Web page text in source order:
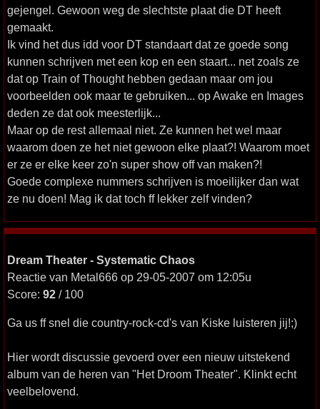
gejengel. Gewoon weg de slechtste plaat die DT heeft
gemaakt.
Ik vind het dus idd voor DT standaart dat ze goede song
kunnen schrijven met een kop en een staart... net zoals ze
dat op Train of Thought hebben gedaan maar om jou
voorbeelden ook maar te gebruiken... op Awake en Images
deden ze dat ook meesterlijk...
Maar op de rest allemaal niet. Ze kunnen het wel maar
waarom doen ze het niet gewoon elke plaat?! Waarom moet
er ze er elke keer zo'n super show off van maken?!
Goede complexe nummers schrijven is moeilijker dan wat
ze nu doen! Mag ik dat toch ff lekker zelf vinden?
Dream Theater - Systematic Chaos
Reactie van Metal666 op 29-05-2007 om 12:05u
Score: 92 / 100
Ga us ff snel die country-rock-cd's van Kiske luisteren jij!;)
Hier wordt discussie gevoerd over een nieuw uitstekend
album van de heren van "Het Droom Theater". Klinkt echt
veelbelovend.